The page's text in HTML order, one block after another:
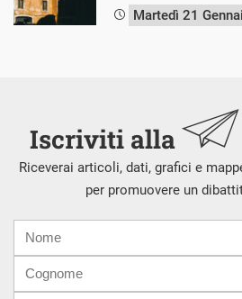
Martedì 21
Iscriviti alla
Riceverai articoli, dati, grafici e
per promuovere un
mail